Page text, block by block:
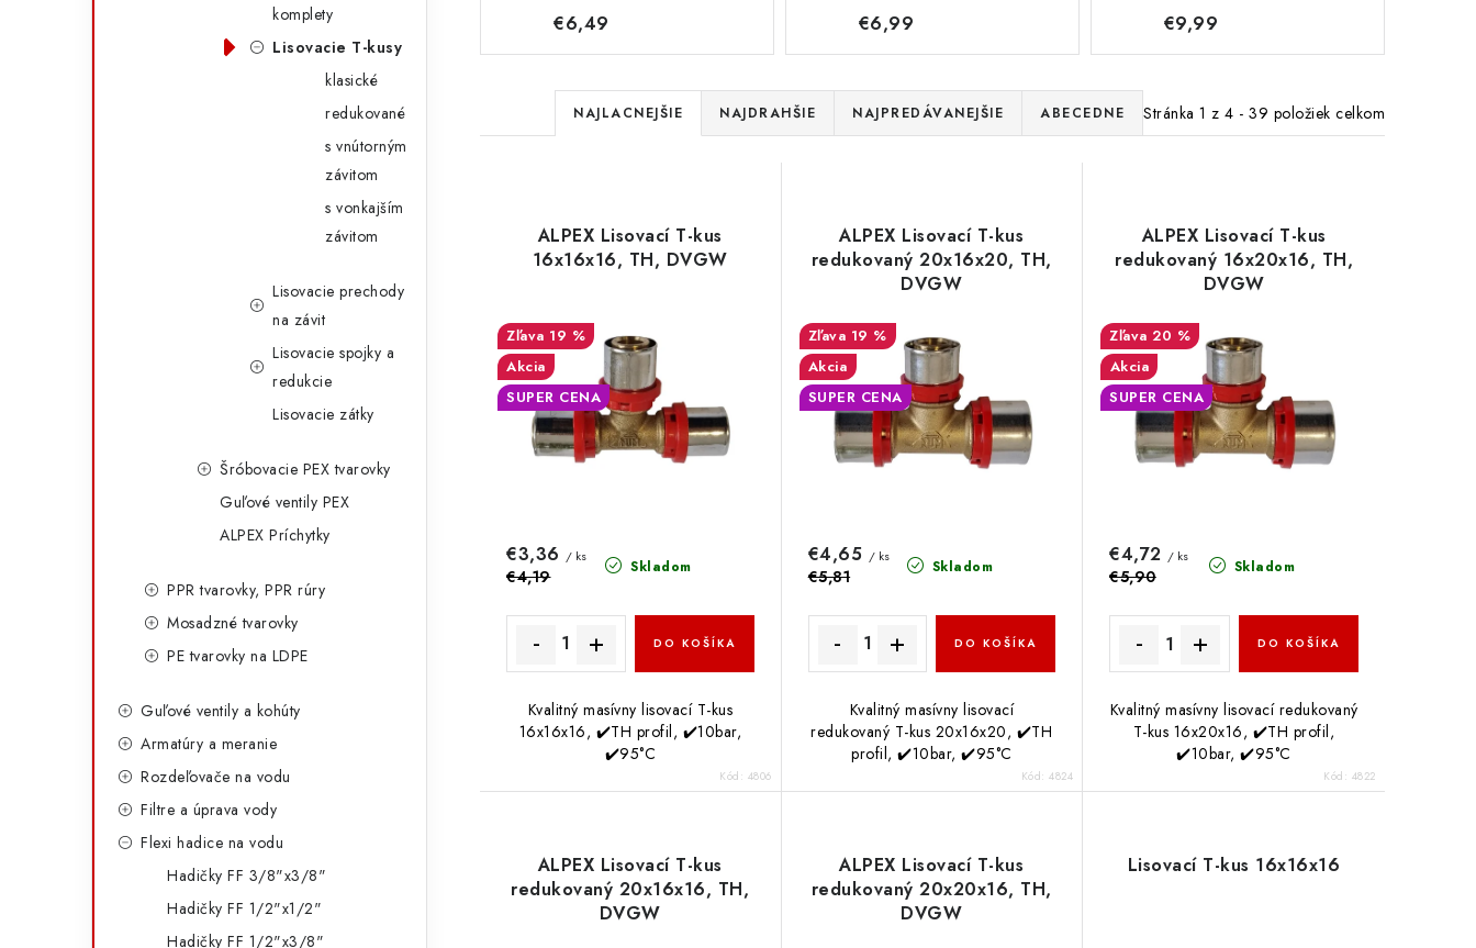
komplety
Lisovacie T-kusy
klasické
redukované
s vnútorným
závitom
s vonkajším
závitom
Lisovacie prechody
na závit
Lisovacie spojky a
redukcie
Lisovacie zátky
Šróbovacie PEX tvarovky
Guľové ventily PEX
ALPEX Príchytky
PPR tvarovky, PPR rúry
Mosadzné tvarovky
PE tvarovky na LDPE
Guľové ventily a kohúty
Armatúry a meranie
Rozdeľovače na vodu
Filtre a úprava vody
Flexi hadice na vodu
Hadičky FF 3/8"x3/8"
Hadičky FF 1/2"x1/2"
Hadičky FF 1/2"x3/8"
€6,49 €6,99 €9,99
Stránka 1 z 4 - 39 položiek celkom
R
a
e
n
i
e
p
r
u
k
t
o
v
NAJLACNEJŠIE NAJDRAHŠIE NAJPREDÁVANEJŠIE ABECEDNE
p
ALPEX Lisovací T-kus
16x16x16, TH, DVGW
19 %
Akcia
SUPER CENA
Skladom
€3,36 / ks
€4,19
DO KOŠÍKA
Kvalitný masívny lisovací T-kus
16x16x16, ✔️TH profil, ✔️10bar,
✔️95°C
Kód: 4806
ALPEX Lisovací T-kus
redukovaný 20x16x20, TH,
DVGW
19 %
Akcia
SUPER CENA
Skladom
€4,65 / ks
€5,81
DO KOŠÍKA
Kvalitný masívny lisovací
redukovaný T-kus 20x16x20, ✔️TH
profil, ✔️10bar, ✔️95°C
Kód:4824
ALPEX Lisovací T-kus
redukovaný 16x20x16, TH,
DVGW
20 %
Akcia
SUPER CENA
Skladom
€4,72 / ks
€5,90
DO KOŠÍKA
Kvalitný masívny lisovací redukovaný
T-kus 16x20x16, ✔️TH profil,
✔️10bar, ✔️95°C
Kód: 4822
ALPEX Lisovací T-kus
redukovaný 20x16x16, TH,
DVGW
ALPEX Lisovací T-kus
redukovaný 20x20x16, TH,
DVGW
Lisovací T-kus 16x16x16